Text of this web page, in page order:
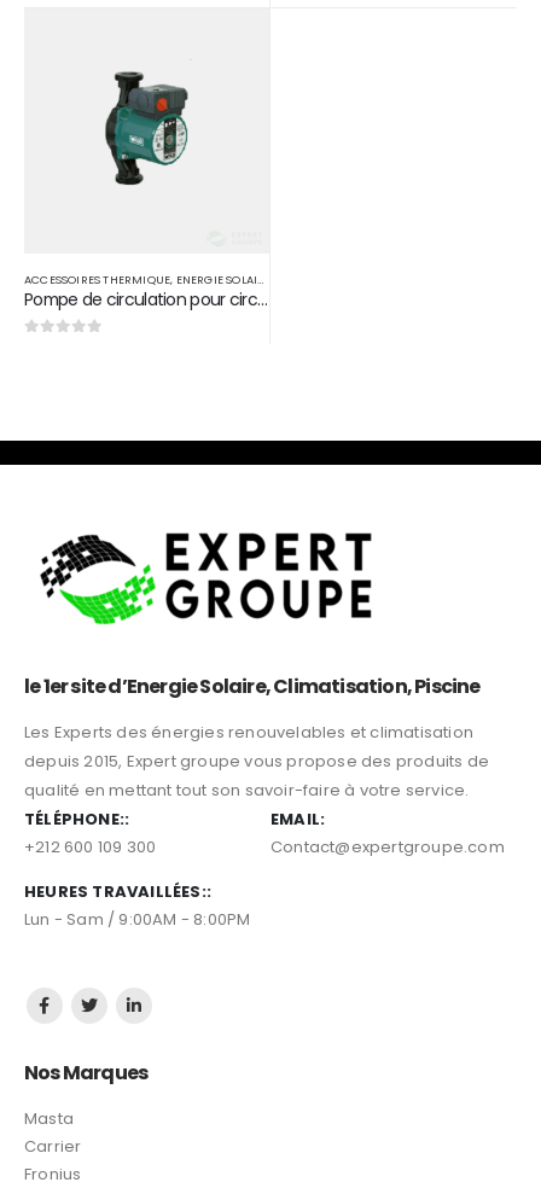
ACCESSOIRES THERMIQUE, ENERGIE SOLAIRE THERMIQUE
Pompe de circulation pour circuit forcé solaire
le 1er site d’Energie Solaire, Climatisation, Piscine
Les Experts des énergies renouvelables et climatisation
depuis 2015, Expert groupe vous propose des produits de
qualité en mettant tout son savoir-faire à votre service.
TÉLÉPHONE::
+212 600 109 300
EMAIL:
Contact@expertgroupe.com
HEURES TRAVAILLÉES::
Lun - Sam / 9:00AM - 8:00PM
Nos Marques
Masta
Carrier
Fronius